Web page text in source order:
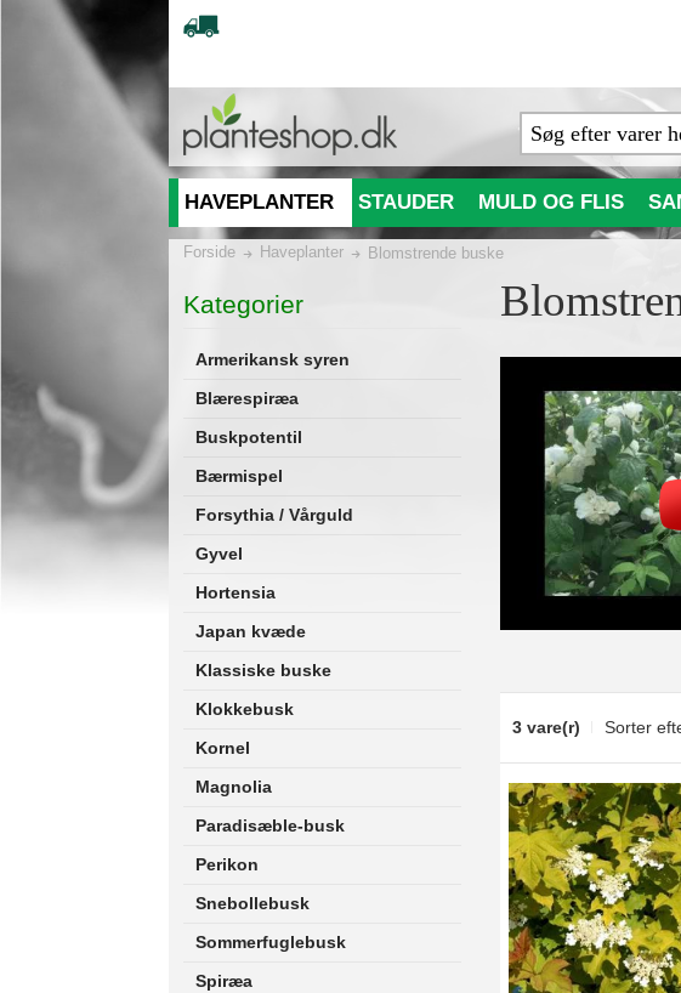
HAVEPLANTER STAUDER MULD OG FLIS
Forside Haveplanter Blomstrende buske
3 vare(r) Sorter
Kategorier
Armerikansk syren
Blærespiræa
Buskpotentil
Bærmispel
Forsythia / Vårguld
Gyvel
Hortensia
Japan kvæde
Klassiske buske
Klokkebusk
Kornel
Magnolia
Paradisæble-busk
Perikon
Snebollebusk
Sommerfuglebusk
Spiræa